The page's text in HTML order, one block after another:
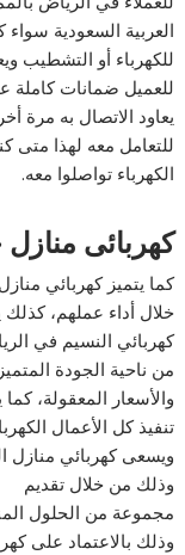
العربية السعودية
للكهرباء أو التشطيب
للعميل ضمانات كاملة
يعاود الاتصال به مرة
للتعامل معه لهذا متى
الكهرباء تواصلوا معه.
كهربائى
كما يتميز كهربائي
خلال أداء عملهم،
كهربائي النسيم في
من ناحية الجودة
والأسعار المعقولة،
تنفيذ كل الأعمال
ويسعى كهربائي منازل
وذلك من خلال تقديم
مجموعة من الحلول
وذلك بالاعتماد على